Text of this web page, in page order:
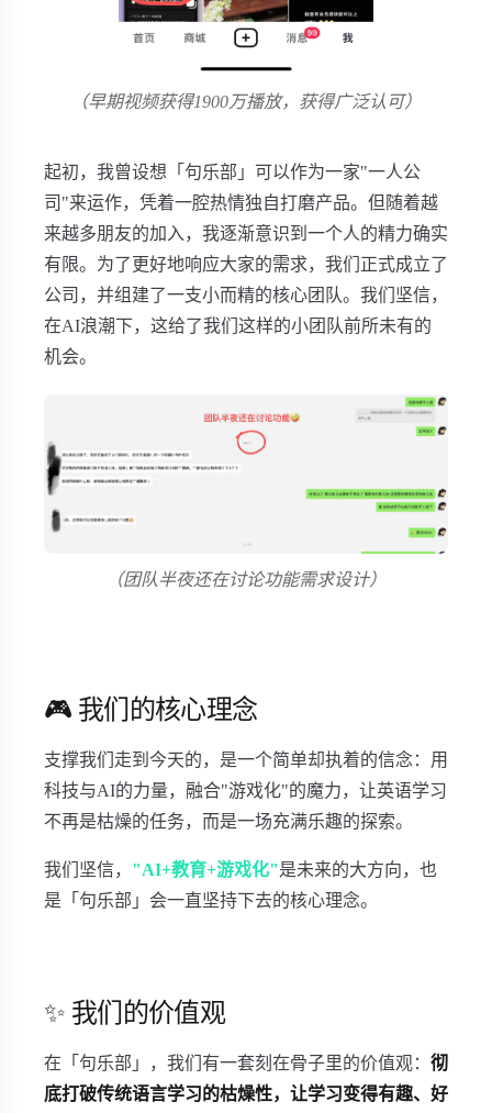
（早期视频获得1900万播放，获得广泛认可）
起初，我曾设想「句乐部」可以作为一家"一人公
司"来运作，凭着一腔热情独自打磨产品。但随着越
来越多朋友的加入，我逐渐意识到一个人的精力确实
有限。为了更好地响应大家的需求，我们正式成立了
公司，并组建了一支小而精的核心团队。我们坚信，
在AI浪潮下，这给了我们这样的小团队前所未有的
机会。
（团队半夜还在讨论功能需求设计）
🎮 我们的核心理念
支撑我们走到今天的，是一个简单却执着的信念：用
科技与AI的力量，融合"游戏化"的魔力，让英语学习
不再是枯燥的任务，而是一场充满乐趣的探索。
我们坚信， "AI+教育+游戏化"是未来的大方向，也
是「句乐部」会一直坚持下去的核心理念。
✨ 我们的价值观
在「句乐部」，我们有一套刻在骨子里的价值观： 彻
底打破传统语言学习的枯燥性，让学习变得有趣、好